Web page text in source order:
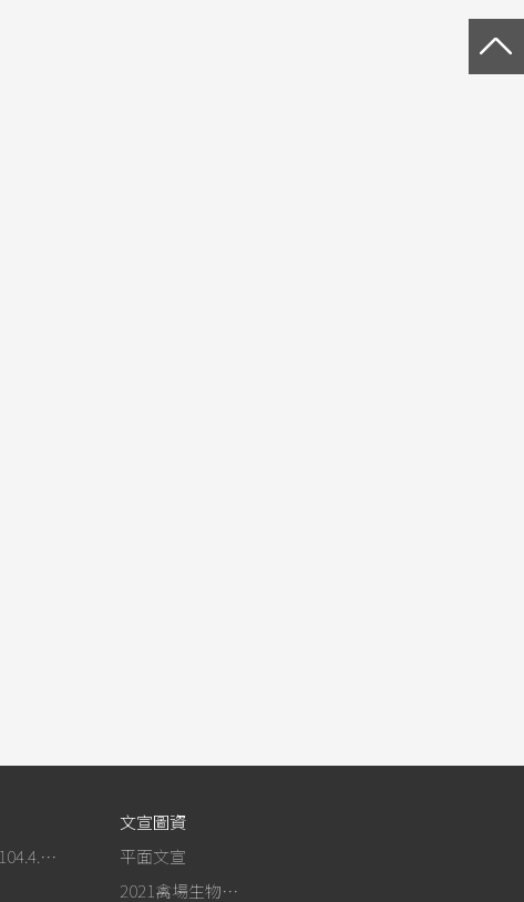
作為事紀(104.4.13行政院新聞傳播處彙整)
文宣圖資
平面文宣
2021禽場生物安全手冊